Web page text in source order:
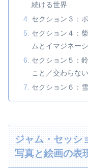
続ける世界
セクション３：
セクション４：
ムとイマジネー
セクション５：
こと／交わらな
セクション６：
ジャム・セッシ
写真と絵画の表